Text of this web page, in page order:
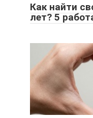
Как найти
лет? 5